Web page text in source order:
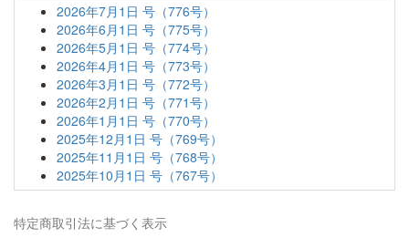
2026年7月1日 号（776号）
2026年6月1日 号（775号）
2026年5月1日 号（774号）
2026年4月1日 号（773号）
2026年3月1日 号（772号）
2026年2月1日 号（771号）
2026年1月1日 号（770号）
2025年12月1日 号（769号）
2025年11月1日 号（768号）
2025年10月1日 号（767号）
特定商取引法に基づく表示